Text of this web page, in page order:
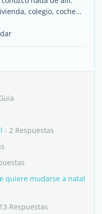
colegio, coche...
- 2 Respuestas
quiere mudarse a natal
Respuestas